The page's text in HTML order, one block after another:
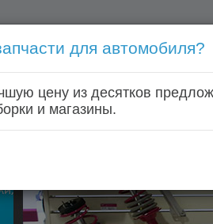
запрос запчастей: +7 (920) 253
Автозапчасти Автомагазины
для автомобиля?
цену из десятков
и магазины.